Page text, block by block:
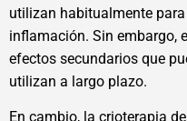
utilizan habitualmente
inflamación. Sin embargo,
efectos secundarios que
utilizan a largo plazo.
En cambio, la crioterapia